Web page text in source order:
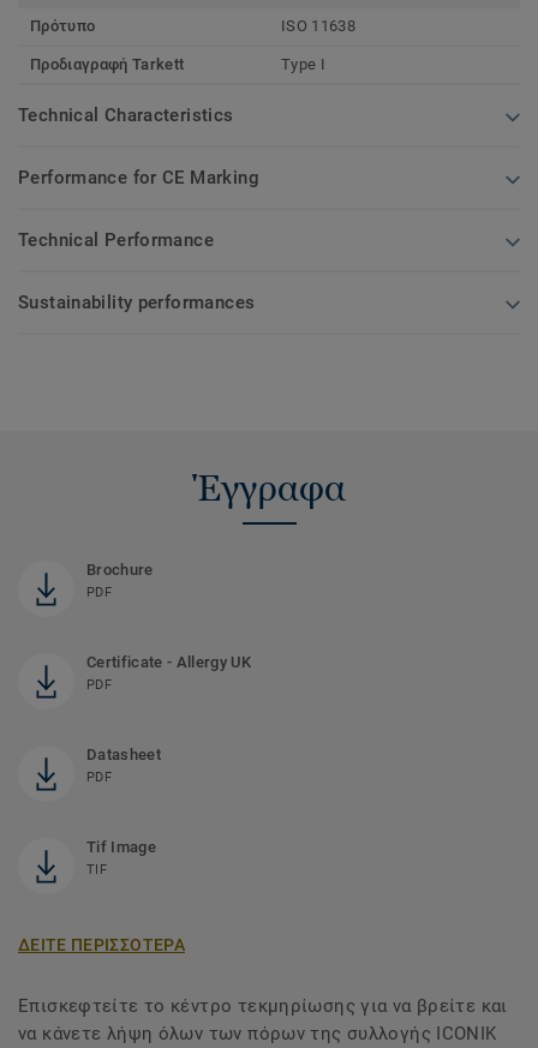
Πρότυπο
ISO 11638
Προδιαγραφή Tarkett Type I
Technical Characteristics
Performance for CE Marking
Technical Performance
Sustainability performances
Έγγραφα
Brochure
PDF
Certificate - Allergy UK
PDF
Datasheet
PDF
Tif Image
TIF
ΔΕΙΤΕ ΠΕΡΙΣΣΟΤΕΡΑ
Επισκεφτείτε το κέντρο τεκμηρίωσης για να βρείτε και
να κάνετε λήψη όλων των πόρων της συλλογής ICONIK